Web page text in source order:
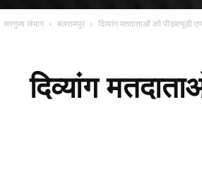
सरगुजा संभाग बलरामपुर दिव्यांग मतदाताओं को पीडब्ल्यूडी
दिव्यांग